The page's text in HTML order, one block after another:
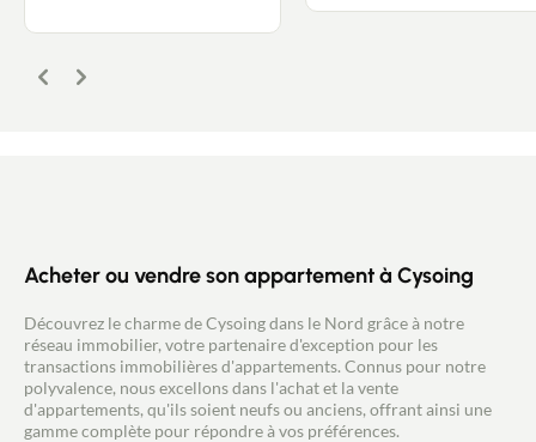
Précédent
Suivant
Acheter ou vendre son appartement à Cysoing
Découvrez le charme de Cysoing dans le Nord grâce à notre
réseau immobilier, votre partenaire d'exception pour les
transactions immobilières d'appartements. Connus pour notre
polyvalence, nous excellons dans l'achat et la vente
d'appartements, qu'ils soient neufs ou anciens, offrant ainsi une
gamme complète pour répondre à vos préférences.